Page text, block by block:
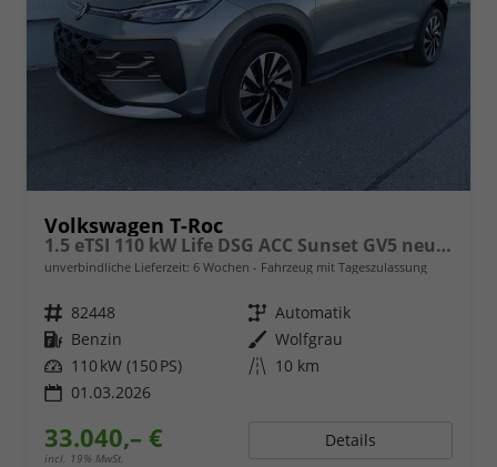
Volkswagen T-Roc
1.5 eTSI 110 kW Life DSG ACC Sunset GV5 neues Modell
unverbindliche Lieferzeit: 6 Wochen Fahrzeug mit Tageszulassung
Fahrzeugnr. 82448 Getriebe Automatik
Kraftstoff Benzin Außenfarbe Wolfgrau
Leistung 110 kW (150 PS) Kilometerstand 10 km
01.03.2026
33.040,– €
incl. 19% MwSt.
Details